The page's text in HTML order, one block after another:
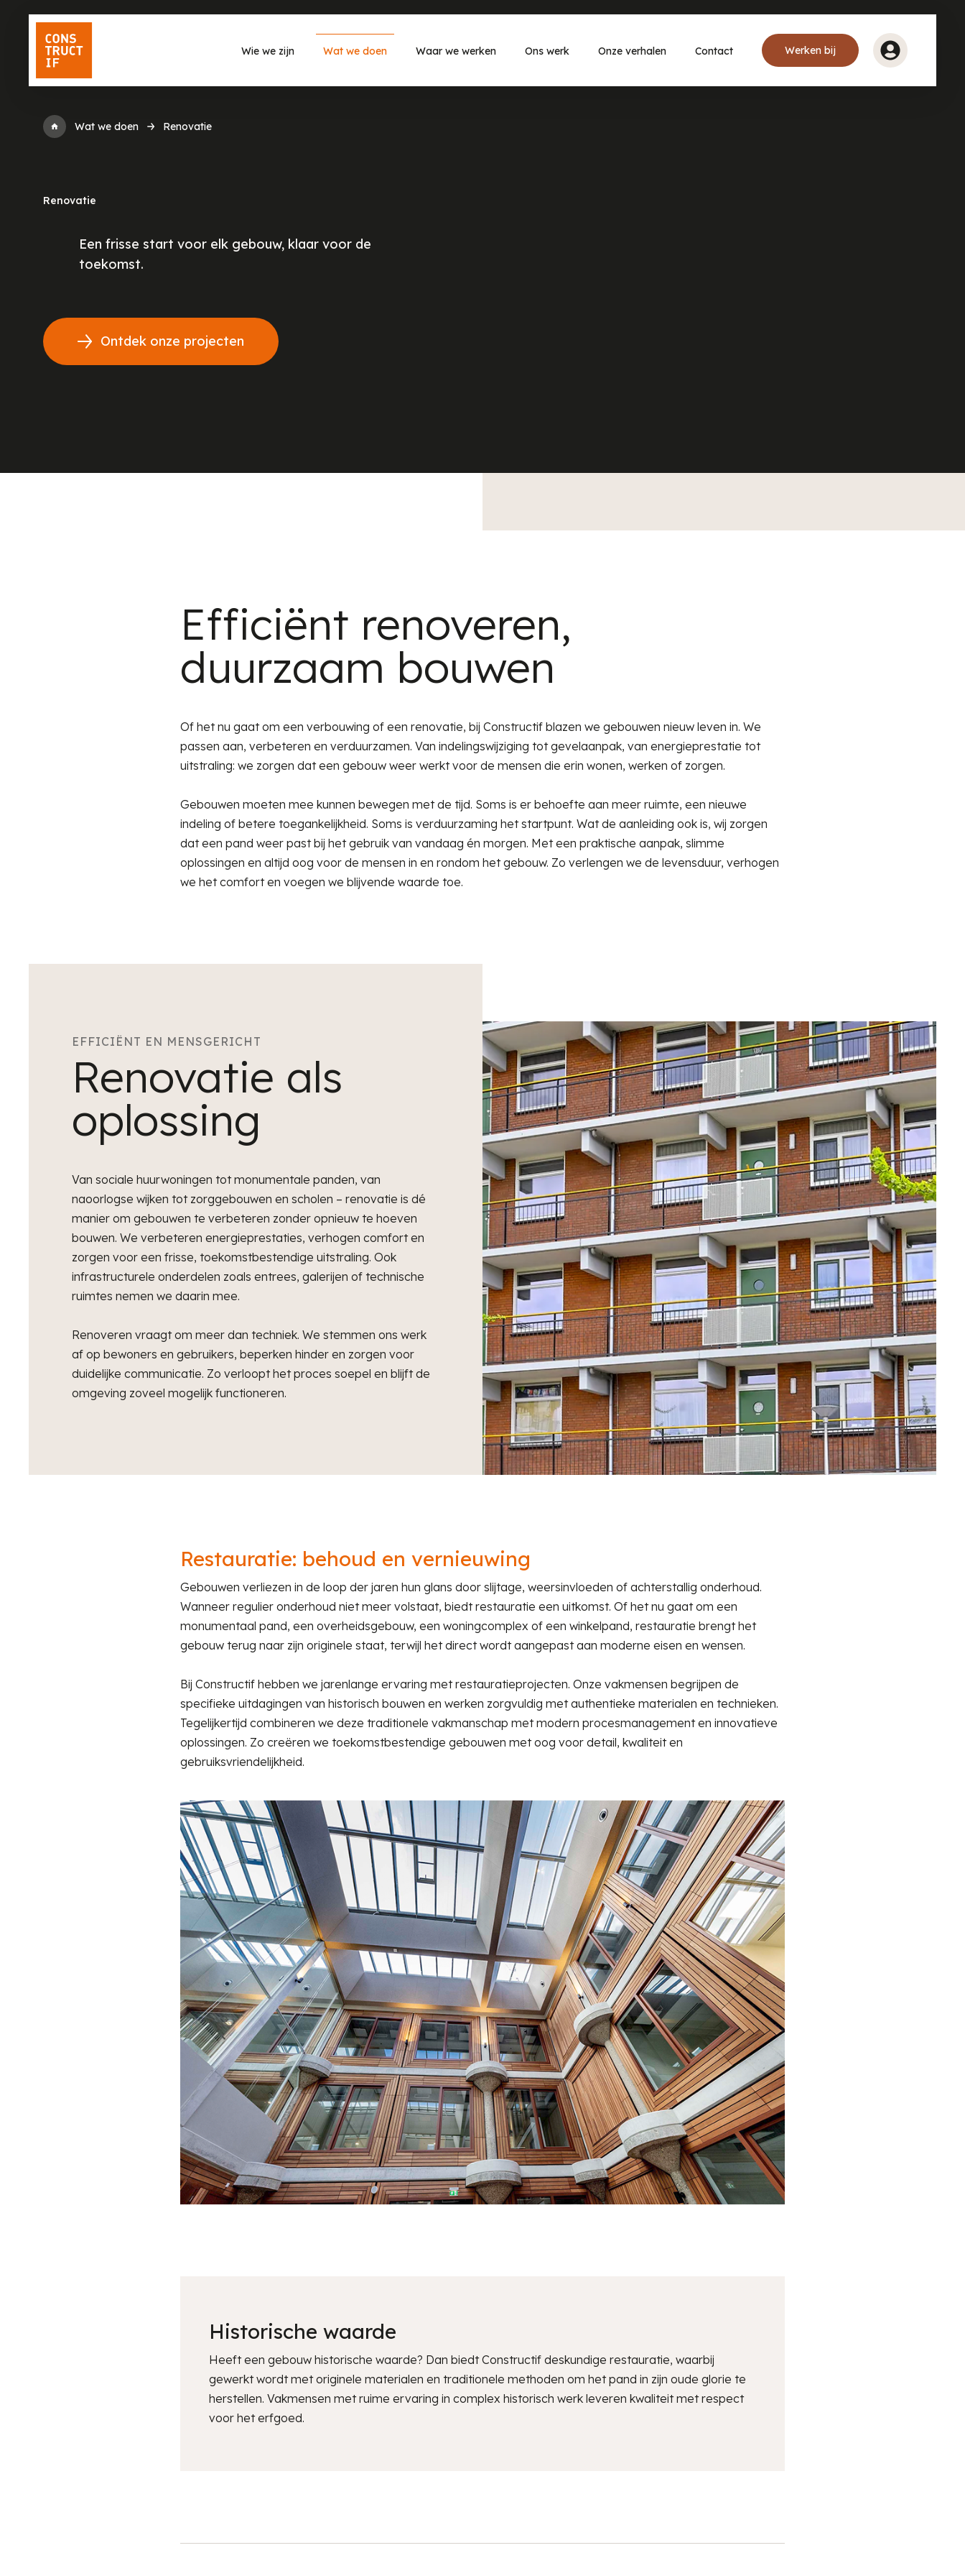
Wie we zijn Wat we doen Waar we werken Ons werk Onze verhalen Contact Werken bij
Wat we doen Renovatie
Renovatie
Een frisse start voor elk gebouw, klaar voor de
toekomst.
Ontdek onze projecten
Efficiënt renoveren,
duurzaam bouwen
Of het nu gaat om een verbouwing of een renovatie, bij Constructif blazen we gebouwen nieuw leven in. We
passen aan, verbeteren en verduurzamen. Van indelingswijziging tot gevelaanpak, van energieprestatie tot
uitstraling: we zorgen dat een gebouw weer werkt voor de mensen die erin wonen, werken of zorgen.
Gebouwen moeten mee kunnen bewegen met de tijd. Soms is er behoefte aan meer ruimte, een nieuwe
indeling of betere toegankelijkheid. Soms is verduurzaming het startpunt. Wat de aanleiding ook is, wij zorgen
dat een pand weer past bij het gebruik van vandaag én morgen. Met een praktische aanpak, slimme
oplossingen en altijd oog voor de mensen in en rondom het gebouw. Zo verlengen we de levensduur, verhogen
we het comfort en voegen we blijvende waarde toe.
EFFICIËNT EN MENSGERICHT
Renovatie als
oplossing
Van sociale huurwoningen tot monumentale panden, van
naoorlogse wijken tot zorggebouwen en scholen – renovatie is dé
manier om gebouwen te verbeteren zonder opnieuw te hoeven
bouwen. We verbeteren energieprestaties, verhogen comfort en
zorgen voor een frisse, toekomstbestendige uitstraling. Ook
infrastructurele onderdelen zoals entrees, galerijen of technische
ruimtes nemen we daarin mee.
Renoveren vraagt om meer dan techniek. We stemmen ons werk
af op bewoners en gebruikers, beperken hinder en zorgen voor
duidelijke communicatie. Zo verloopt het proces soepel en blijft de
omgeving zoveel mogelijk functioneren.
Restauratie: behoud en vernieuwing
Gebouwen verliezen in de loop der jaren hun glans door slijtage, weersinvloeden of achterstallig onderhoud.
Wanneer regulier onderhoud niet meer volstaat, biedt restauratie een uitkomst. Of het nu gaat om een
monumentaal pand, een overheidsgebouw, een woningcomplex of een winkelpand, restauratie brengt het
gebouw terug naar zijn originele staat, terwijl het direct wordt aangepast aan moderne eisen en wensen.
Bij Constructif hebben we jarenlange ervaring met restauratieprojecten. Onze vakmensen begrijpen de
specifieke uitdagingen van historisch bouwen en werken zorgvuldig met authentieke materialen en technieken.
Tegelijkertijd combineren we deze traditionele vakmanschap met modern procesmanagement en innovatieve
oplossingen. Zo creëren we toekomstbestendige gebouwen met oog voor detail, kwaliteit en
gebruiksvriendelijkheid.
Historische waarde
Heeft een gebouw historische waarde? Dan biedt Constructif deskundige restauratie, waarbij
gewerkt wordt met originele materialen en traditionele methoden om het pand in zijn oude glorie te
herstellen. Vakmensen met ruime ervaring in complex historisch werk leveren kwaliteit met respect
voor het erfgoed.